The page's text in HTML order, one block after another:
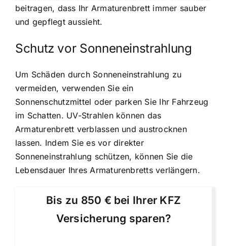
beitragen, dass Ihr Armaturenbrett immer sauber
und gepflegt aussieht.
Schutz vor Sonneneinstrahlung
Um Schäden durch Sonneneinstrahlung zu
vermeiden, verwenden Sie ein
Sonnenschutzmittel oder parken Sie Ihr Fahrzeug
im Schatten. UV-Strahlen können das
Armaturenbrett verblassen und austrocknen
lassen. Indem Sie es vor direkter
Sonneneinstrahlung schützen, können Sie die
Lebensdauer Ihres Armaturenbretts verlängern.
Bis zu 850 € bei Ihrer KFZ
Versicherung sparen?